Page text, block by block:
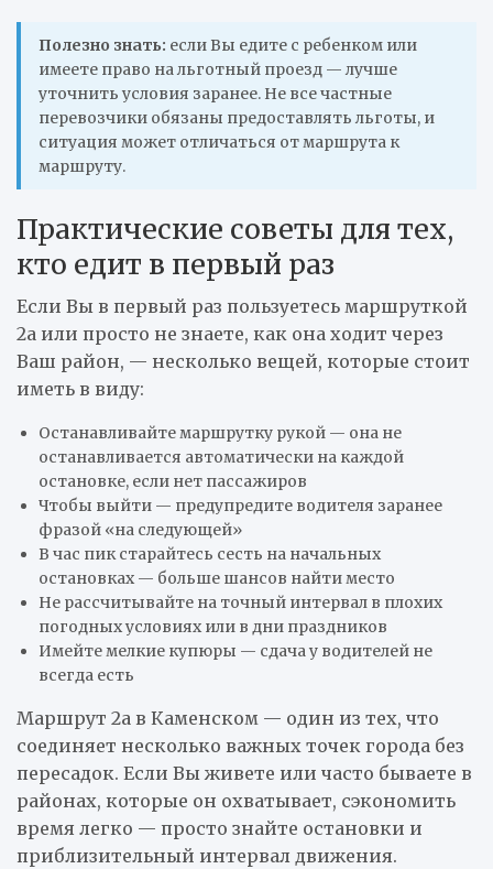
Полезно знать: если Вы едите с ребенком или
имеете право на льготный проезд — лучше
уточнить условия заранее. Не все частные
перевозчики обязаны предоставлять льготы, и
ситуация может отличаться от маршрута к
маршруту.
Практические советы для тех,
кто едит в первый раз
Если Вы в первый раз пользуетесь маршруткой
2а или просто не знаете, как она ходит через
Ваш район, — несколько вещей, которые стоит
иметь в виду:
Останавливайте маршрутку рукой — она не
останавливается автоматически на каждой
остановке, если нет пассажиров
Чтобы выйти — предупредите водителя заранее
фразой «на следующей»
В час пик старайтесь сесть на начальных
остановках — больше шансов найти место
Не рассчитывайте на точный интервал в плохих
погодных условиях или в дни праздников
Имейте мелкие купюры — сдача у водителей не
всегда есть
Маршрут 2а в Каменском — один из тех, что
соединяет несколько важных точек города без
пересадок. Если Вы живете или часто бываете в
районах, которые он охватывает, сэкономить
время легко — просто знайте остановки и
приблизительный интервал движения.